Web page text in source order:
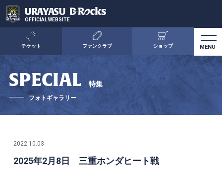
OFFICIAL WEBSITE
チケット ファンクラブ ショップ
SPECIAL 特集
フォトギャラリー
2022.10.03
2025年2月8日 三重ホンダヒート戦